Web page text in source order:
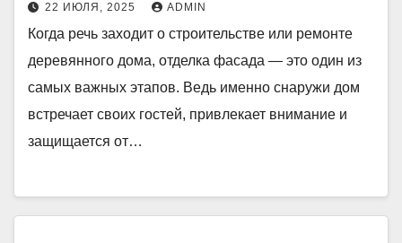
22 ИЮЛЯ, 2025 ADMIN
Когда речь заходит о строительстве или ремонте
деревянного дома, отделка фасада — это один из
самых важных этапов. Ведь именно снаружи дом
встречает своих гостей, привлекает внимание и
защищается от…